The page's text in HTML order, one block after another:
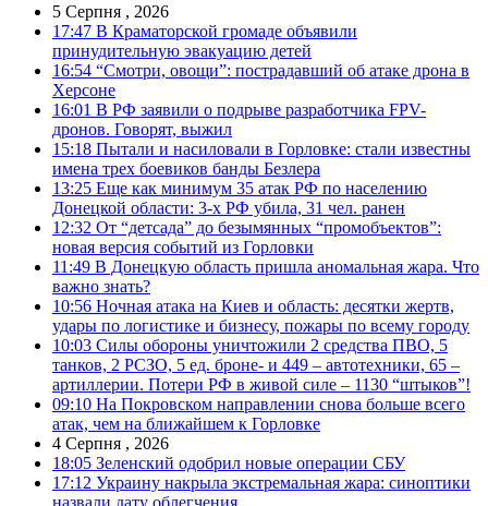
5 Серпня , 2026
17:47 В Краматорской громаде объявили
принудительную эвакуацию детей
16:54 “Смотри, овощи”: пострадавший об атаке дрона в
Херсоне
16:01 В РФ заявили о подрыве разработчика FPV-
дронов. Говорят, выжил
15:18 Пытали и насиловали в Горловке: стали известны
имена трех боевиков банды Безлера
13:25 Еще как минимум 35 атак РФ по населению
Донецкой области: 3-х РФ убила, 31 чел. ранен
12:32 От “детсада” до безымянных “промобъектов”:
новая версия событий из Горловки
11:49 В Донецкую область пришла аномальная жара. Что
важно знать?
10:56 Ночная атака на Киев и область: десятки жертв,
удары по логистике и бизнесу, пожары по всему городу
10:03 Силы обороны уничтожили 2 средства ПВО, 5
танков, 2 РСЗО, 5 ед. броне- и 449 – автотехники, 65 –
артиллерии. Потери РФ в живой силе – 1130 “штыков”!
09:10 На Покровском направлении снова больше всего
атак, чем на ближайшем к Горловке
4 Серпня , 2026
18:05 Зеленский одобрил новые операции СБУ
17:12 Украину накрыла экстремальная жара: синоптики
назвали дату облегчения